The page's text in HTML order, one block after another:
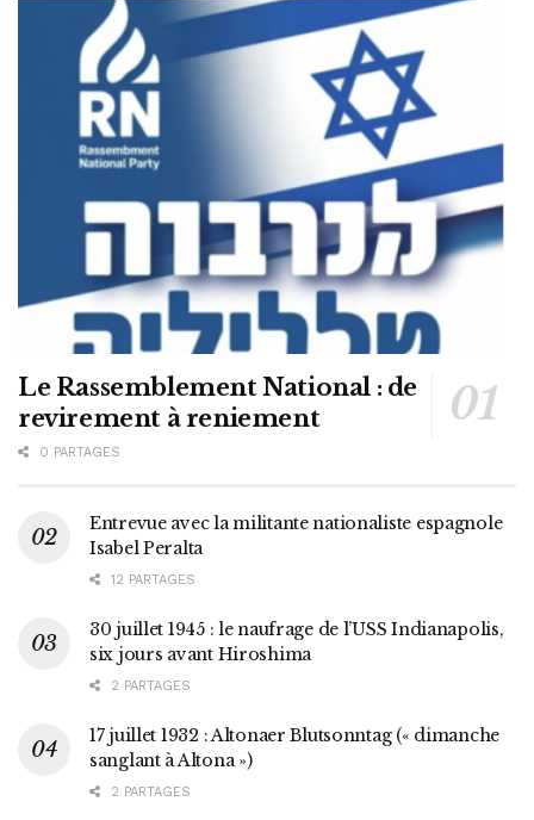
Le Rassemblement National : de
revirement à reniement
0 PARTAGES
Entrevue avec la militante nationaliste espagnole
Isabel Peralta
12 PARTAGES
30 juillet 1945 : le naufrage de l’USS Indianapolis,
six jours avant Hiroshima
2 PARTAGES
17 juillet 1932 : Altonaer Blutsonntag (« dimanche
sanglant à Altona »)
2 PARTAGES